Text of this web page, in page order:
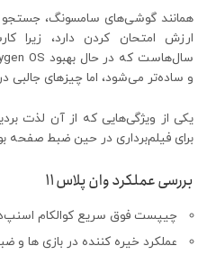
همانند گوشی‌های سامسونگ،
ارزش امتحان کردن دارد، زیرا
و ساده‌تر می‌شود، اما چیزهای
یکی از ویژگی‌هایی که از آن لذت
برای فیلم‌برداری در حین ضبط صفحه
بررسی عملکرد وان پلاس 11
چیپست فوق سریع کوالکام
عملکرد خیره کننده در بازی ها و